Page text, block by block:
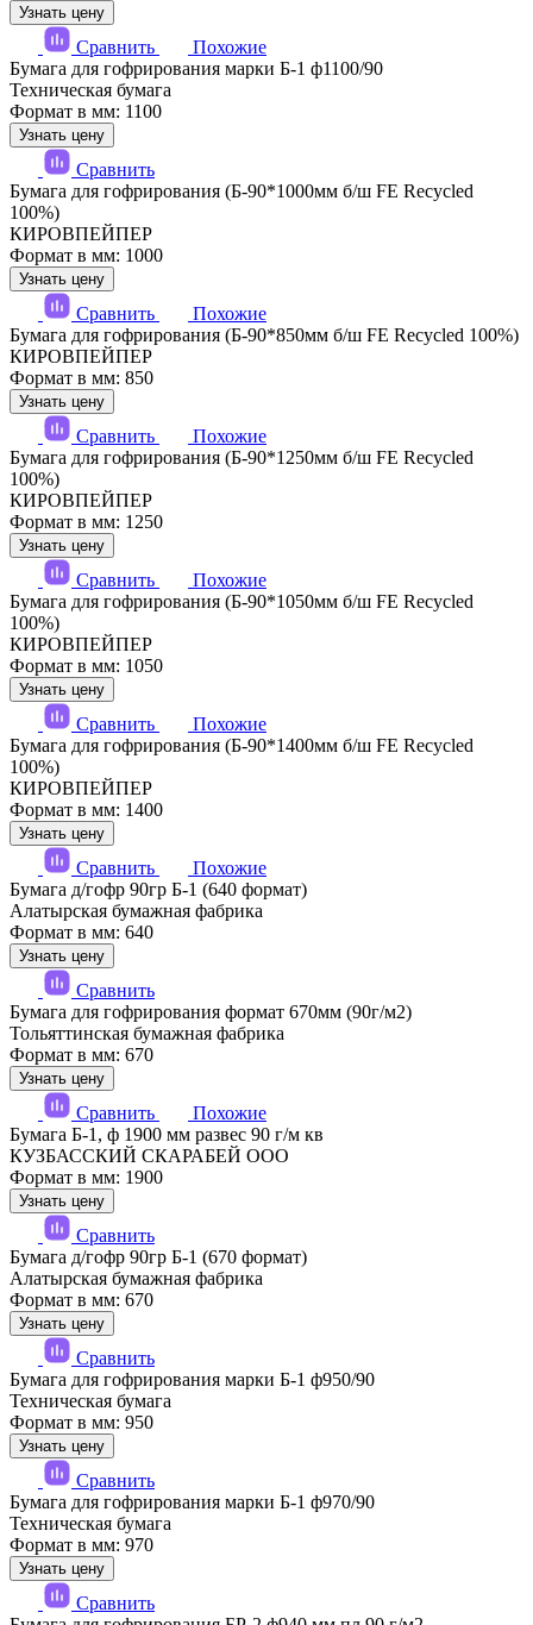
Узнать цену
Сравнить
Похожие
Бумага для гофрирования марки Б-1 ф1100/90
Техническая бумага
Формат в мм: 1100
Узнать цену
Сравнить
Бумага для гофрирования (Б-90*1000мм б/ш FE Recycled
100%)
КИРОВПЕЙПЕР
Формат в мм: 1000
Узнать цену
Сравнить
Похожие
Бумага для гофрирования (Б-90*850мм б/ш FE Recycled 100%)
КИРОВПЕЙПЕР
Формат в мм: 850
Узнать цену
Сравнить
Похожие
Бумага для гофрирования (Б-90*1250мм б/ш FE Recycled
100%)
КИРОВПЕЙПЕР
Формат в мм: 1250
Узнать цену
Сравнить
Похожие
Бумага для гофрирования (Б-90*1050мм б/ш FE Recycled
100%)
КИРОВПЕЙПЕР
Формат в мм: 1050
Узнать цену
Сравнить
Похожие
Бумага для гофрирования (Б-90*1400мм б/ш FE Recycled
100%)
КИРОВПЕЙПЕР
Формат в мм: 1400
Узнать цену
Сравнить
Похожие
Бумага д/гофр 90гр Б-1 (640 формат)
Алатырская бумажная фабрика
Формат в мм: 640
Узнать цену
Сравнить
Бумага для гофрирования формат 670мм (90г/м2)
Тольяттинская бумажная фабрика
Формат в мм: 670
Узнать цену
Сравнить
Похожие
Бумага Б-1, ф 1900 мм развес 90 г/м кв
КУЗБАССКИЙ СКАРАБЕЙ ООО
Формат в мм: 1900
Узнать цену
Сравнить
Бумага д/гофр 90гр Б-1 (670 формат)
Алатырская бумажная фабрика
Формат в мм: 670
Узнать цену
Сравнить
Бумага для гофрирования марки Б-1 ф950/90
Техническая бумага
Формат в мм: 950
Узнать цену
Сравнить
Бумага для гофрирования марки Б-1 ф970/90
Техническая бумага
Формат в мм: 970
Узнать цену
Сравнить